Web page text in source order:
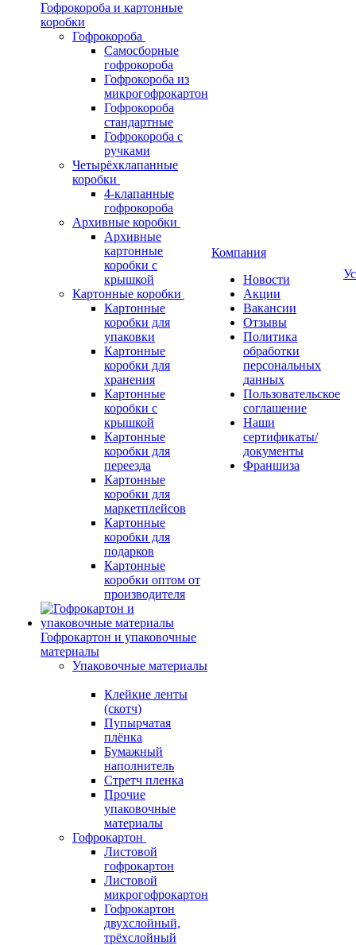
Гофрокороба и картонные
коробки
Гофрокороба
Самосборные
гофрокороба
Гофрокороба из
микрогофрокартон
Гофрокороба
стандартные
Гофрокороба с
ручками
Четырёхклапанные
коробки
4-клапанные
гофрокороба
Архивные коробки
Архивные
картонные
коробки с
крышкой
Картонные коробки
Картонные
коробки для
упаковки
Картонные
коробки для
хранения
Картонные
коробки с
крышкой
Картонные
коробки для
переезда
Картонные
коробки для
маркетплейсов
Картонные
коробки для
подарков
Картонные
коробки оптом от
производителя
Гофрокартон и упаковочные
материалы
Упаковочные материалы
Клейкие ленты
(скотч)
Пупырчатая
плёнка
Бумажный
наполнитель
Стретч пленка
Прочие
упаковочные
материалы
Гофрокартон
Листовой
гофрокартон
Листовой
микрогофрокартон
Гофрокартон
двухслойный,
трёхслойный
Компания
Новости
Акции
Вакансии
Отзывы
Политика
обработки
персональных
данных
Пользовательское
соглашение
Наши
сертификаты/
документы
Франшиза